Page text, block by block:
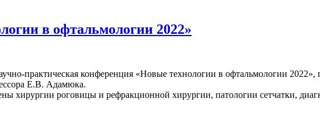
в офтальмологии 2022»
практическая конференция «Новые технологии в офтальмологии
Е.В. Адамюка.
хирургии роговицы и рефракционной хирургии, патологии сетчатки,